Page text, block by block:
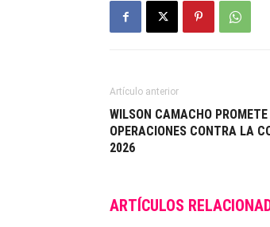
Artículo anterior
WILSON CAMACHO
OPERACIONES CONTRA LA
2026
ARTÍCULOS